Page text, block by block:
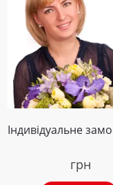
Індивідуальне
грн